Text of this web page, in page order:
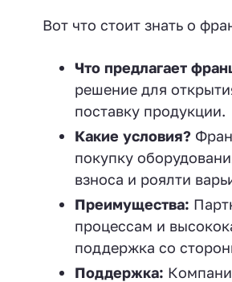
Вот что стоит знать о
Что предлагает
решение для
поставку продукции.
Какие условия?
покупку
взноса и роялти
Преимущества:
процессам и
поддержка со
Поддержка: